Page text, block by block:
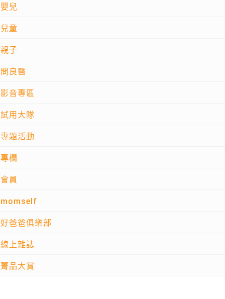
嬰兒
兒童
親子
問良醫
影音專區
試用大隊
專題活動
專欄
會員
momself
好爸爸俱樂部
線上雜誌
菁品大賞